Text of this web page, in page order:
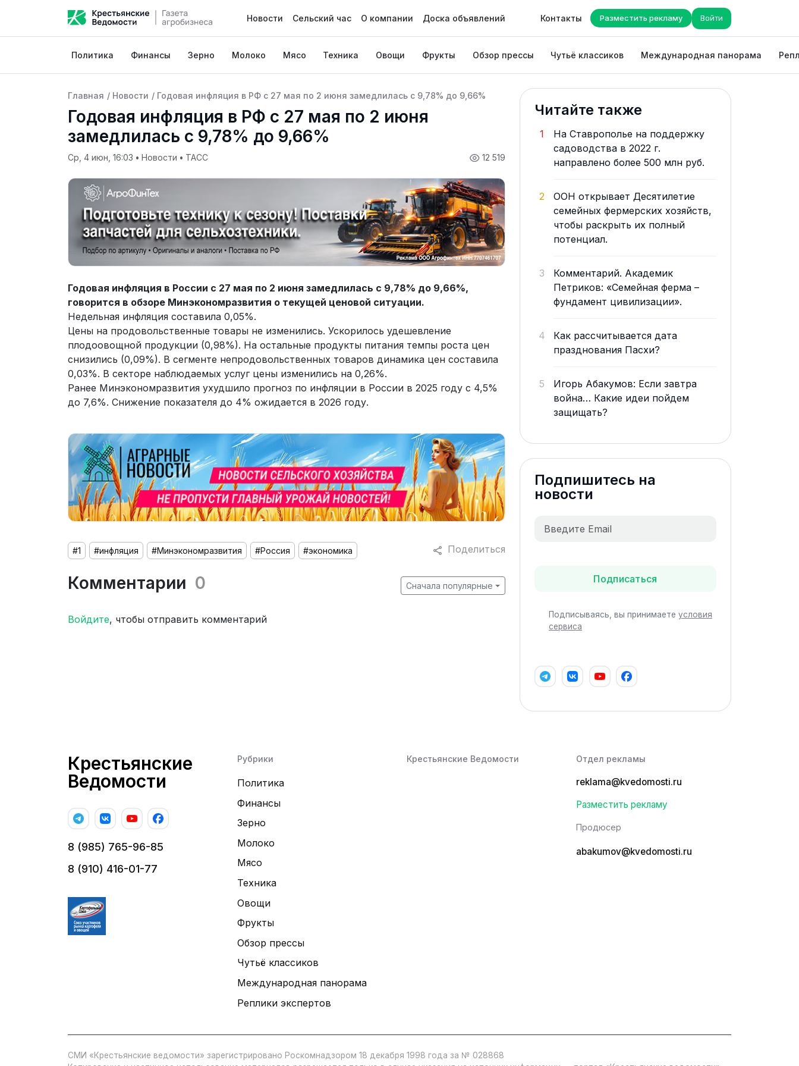
Новости Сельский час О компании Доска объявлений Контакты Разместить рекламу Войти
Политика Финансы Зерно Молоко Мясо Техника Овощи Фрукты Обзор прессы Чутьё классиков Международная панорама
Главная / Новости / Годовая инфляция в РФ с 27 мая по 2 июня замедлилась с 9,78% до 9,66%
Годовая инфляция в РФ с 27 мая по 2 июня
замедлилась с 9,78% до 9,66%
12 519
Ср, 4 июн, 16:03 • Новости • ТАСС
Годовая инфляция в России с 27 мая по 2 июня замедлилась с 9,78% до 9,66%,
говорится в обзоре Минэкономразвития о текущей ценовой ситуации.
Недельная инфляция составила 0,05%.
Цены на продовольственные товары не изменились. Ускорилось удешевление
плодоовощной продукции (0,98%). На остальные продукты питания темпы роста цен
снизились (0,09%). В сегменте непродовольственных товаров динамика цен составила
0,03%. В секторе наблюдаемых услуг цены изменились на 0,26%.
Ранее Минэкономразвития ухудшило прогноз по инфляции в России в 2025 году с 4,5%
до 7,6%. Снижение показателя до 4% ожидается в 2026 году.
Поделиться
#1 #инфляция #Минэкономразвития #Россия #экономика
Комментарии 0 Сначала популярные
Войдите, чтобы отправить комментарий
Читайте также
1
На Ставрополье на поддержку
садоводства в 2022 г.
направлено более 500 млн руб.
2
ООН открывает Десятилетие
семейных фермерских хозяйств,
чтобы раскрыть их полный
потенциал.
3
Комментарий. Академик
Петриков: «Семейная ферма –
фундамент цивилизации».
4
Как рассчитывается дата
празднования Пасхи?
5
Игорь Абакумов: Если завтра
война… Какие идеи пойдем
защищать?
Подпишитесь на
новости
Подписаться
Подписываясь, вы принимаете условия
сервиса
Крестьянские
Ведомости
8 (985) 765-96-85
8 (910) 416-01-77
Рубрики
Политика
Финансы
Зерно
Молоко
Мясо
Техника
Овощи
Фрукты
Обзор прессы
Чутьё классиков
Международная панорама
Реплики экспертов
Крестьянские Ведомости Отдел рекламы
reklama@kvedomosti.ru
Разместить рекламу
Продюсер
abakumov@kvedomosti.ru
СМИ «Крестьянские ведомости» зарегистрировано Роскомнадзором 18 декабря 1998 года за № 028868